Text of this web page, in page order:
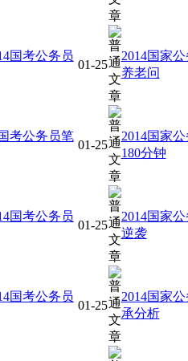
国考公务员
01-25
考公务员笔
01-25
国考公务员
01-25
国考公务员
01-25
2014国家
养老问
2014国家
180分钟
2014国家
逆袭
2014国家
承分析